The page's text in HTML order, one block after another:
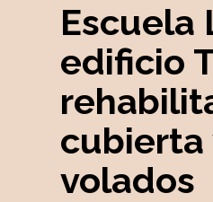
Escuela
edificio
cubierta
volados